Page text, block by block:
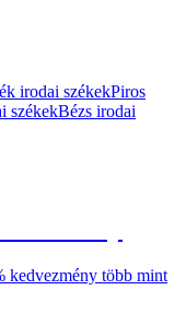
irodai székekPiros
székekBézs irodai
kedvezmény több mint